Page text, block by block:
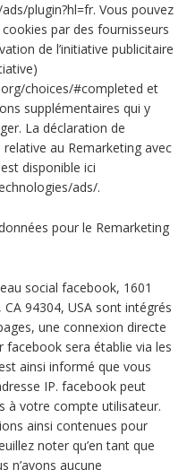
plugin?hl=fr. Vous pouvez
par des fournisseurs
de l’initiative publicitaire
choices/#completed et
supplémentaires qui y
La déclaration de
au Remarketing avec
disponible ici
ads/.
pour le Remarketing
social facebook, 1601
94304, USA sont intégrés
une connexion directe
sera établie via les
ainsi informé que vous
IP. facebook peut
à votre compte utilisateur.
ainsi contenues pour
noter qu’en tant que
n’avons aucune